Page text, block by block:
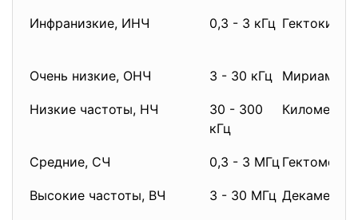
Инфранизкие, ИНЧ 0,3 - 3 кГц
Очень низкие, ОНЧ 3 - 30 кГц
Низкие частоты, НЧ
30 - 300
кГц
Средние, СЧ 0,3 - 3 МГц
Высокие частоты, ВЧ 3 - 30 МГц